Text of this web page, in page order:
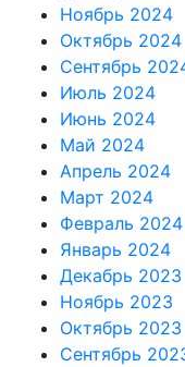
Ноябрь 2024
Октябрь 2024
Сентябрь
Июль 2024
Июнь 2024
Май 2024
Апрель 2024
Март 2024
Февраль 2024
Январь 2024
Декабрь 2023
Ноябрь 2023
Октябрь 2023
Сентябрь